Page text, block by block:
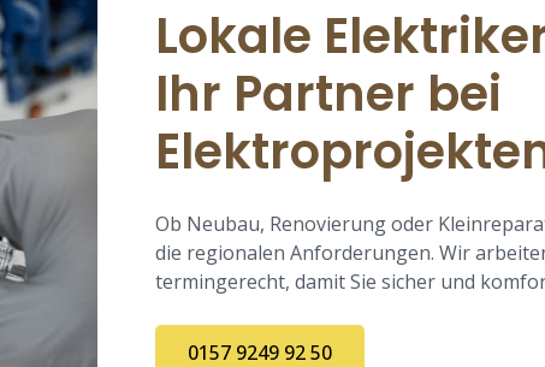
Lokale
Ihr Partner bei
Ob Neubau, Renovierung oder
die regionalen Anforderungen. Wir
termingerecht, damit Sie sicher und
0157 9249 92 50